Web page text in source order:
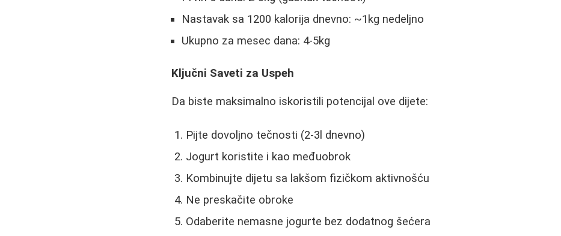
Nastavak sa 1200 kalorija dnevno: ~1kg nedeljno
Ukupno za mesec dana: 4-5kg
Ključni Saveti za Uspeh
Da biste maksimalno iskoristili potencijal ove dijete:
Pijte dovoljno tečnosti (2-3l dnevno)
Jogurt koristite i kao međuobrok
Kombinujte dijetu sa lakšom fizičkom aktivnošću
Ne preskačite obroke
Odaberite nemasne jogurte bez dodatnog šećera